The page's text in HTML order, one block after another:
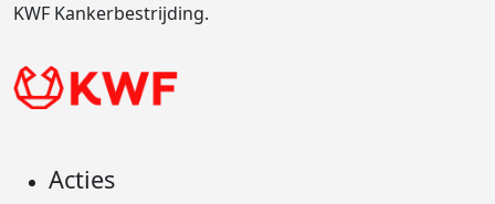
KWF Kankerbestrijding.
Acties